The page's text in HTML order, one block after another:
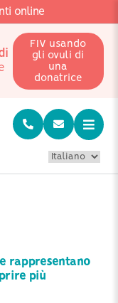
online
FIV usando
gli ovuli di
una
donatrice
rappresentano
più